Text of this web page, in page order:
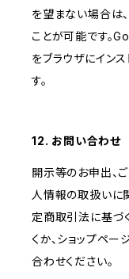
を望まない場合は
ことが可能です。
をブラウザにイン
す。
12. お問い合わせ
開示等のお申出、
人情報の取扱いに
定商取引法に基づ
くか、ショップペ
合わせください。